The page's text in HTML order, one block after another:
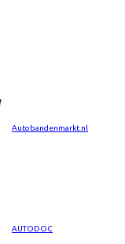
Autobandenmarkt.nl
AUTODOC